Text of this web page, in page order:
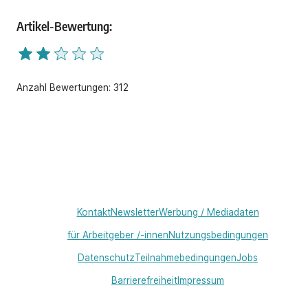
Artikel-Bewertung:
Anzahl Bewertungen: 312
KontaktNewsletterWerbung / Mediadaten
für Arbeitgeber /-innenNutzungsbedingungen
DatenschutzTeilnahmebedingungenJobs
BarrierefreiheitImpressum